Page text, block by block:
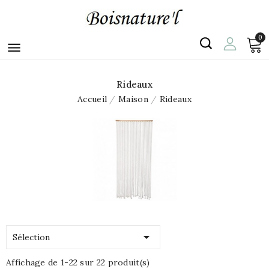

0
Rideaux
Accueil Maison Rideaux
Sélection 
Affichage de 1-22 sur 22 produit(s)